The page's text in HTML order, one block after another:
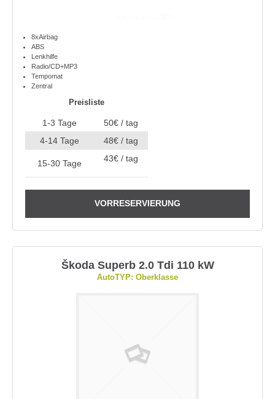
8xAirbag
ABS
Lenkhilfe
Radio/CD+MP3
Tempomat
Zentral
Preisliste
1-3 Tage
50€ / tag
4-14 Tage
48€ / tag
15-30 Tage 43€ / tag
VORRESERVIERUNG
Škoda Superb 2.0 Tdi 110 kW
AutoTYP: Oberklasse